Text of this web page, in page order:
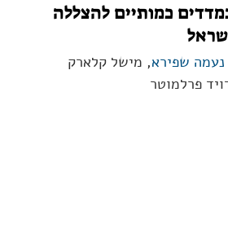
כמותיים להצללה
נעמה שפירא, מישל קלארק
פרלמוטר